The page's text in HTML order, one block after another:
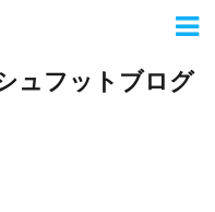
ュフットブログ